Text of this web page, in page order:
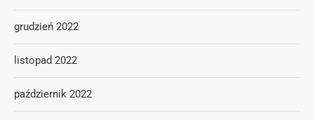
grudzień 2022
listopad 2022
październik 2022